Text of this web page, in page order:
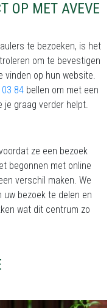
OP MET AVEVE
te bezoeken, is het
om te bevestigen
vinden op hun website.
84 bellen om met een
je graag verder helpt.
ze een bezoek
begonnen met online
verschil maken. We
bezoek te delen en
wat dit centrum zo